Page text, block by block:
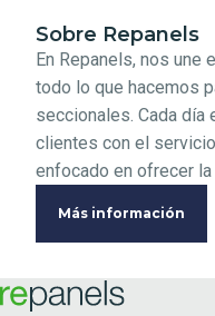
Sobre Repanels
En Repanels, nos une
todo lo que hacemos
seccionales. Cada
clientes con el
enfocado en ofrecer
Más información